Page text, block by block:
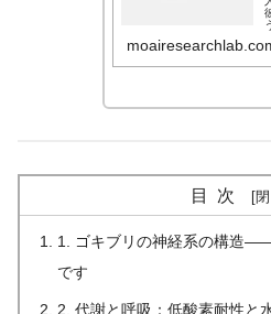
目次
1. ゴキブリの神経系の構造
です
2. 代謝と呼吸：低酸素耐性と